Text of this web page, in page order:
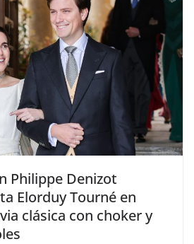
Philippe Denizot
Elorduy Tourné en
clásica con choker y